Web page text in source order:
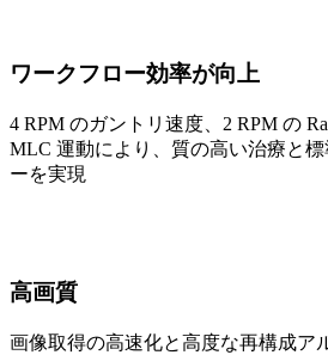
ワークフロー効率が向上
4 RPM のガントリ速度、2 RPM の
MLC 運動により、質の高い治療と
ーを実現
高画質
画像取得の高速化と高度な再構成ア